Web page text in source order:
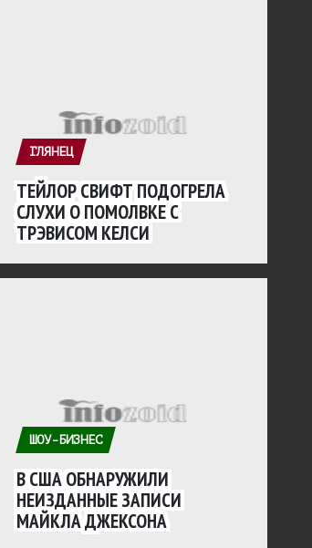
ГЛЯНЕЦ
ТЕЙЛОР СВИФТ ПОДОГРЕЛА
СЛУХИ О ПОМОЛВКЕ С
ТРЭВИСОМ КЕЛСИ
ШОУ-БИЗНЕС
В США ОБНАРУЖИЛИ
НЕИЗДАННЫЕ ЗАПИСИ
МАЙКЛА ДЖЕКСОНА